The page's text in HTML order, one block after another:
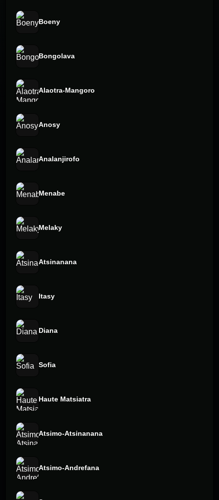
Boeny
Bongolava
Alaotra-Mangoro
Anosy
Analanjirofo
Menabe
Melaky
Atsinanana
Itasy
Diana
Sofia
Haute Matsiatra
Atsimo-Atsinanana
Atsimo-Andrefana